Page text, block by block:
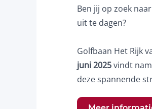
Ben jij op zoek
uit te dagen?
Golfbaan Het Rijk
juni 2025vindt
deze spannende